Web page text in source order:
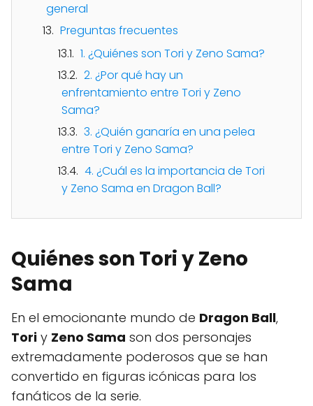
general
Preguntas frecuentes
1. ¿Quiénes son Tori y Zeno Sama?
2. ¿Por qué hay un
enfrentamiento entre Tori y Zeno
Sama?
3. ¿Quién ganaría en una pelea
entre Tori y Zeno Sama?
4. ¿Cuál es la importancia de Tori
y Zeno Sama en Dragon Ball?
Quiénes son Tori y Zeno
Sama
En el emocionante mundo de Dragon Ball,
Tori y Zeno Sama son dos personajes
extremadamente poderosos que se han
convertido en figuras icónicas para los
fanáticos de la serie.